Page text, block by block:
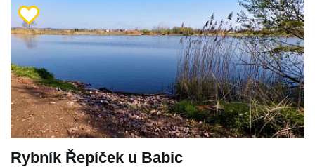
Rybník Řepíček u Babic